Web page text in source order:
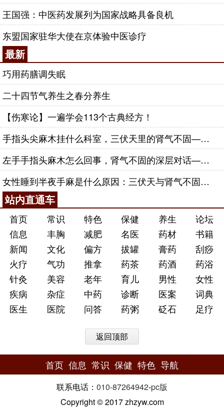
王国强：中医药发展列为国家战略具备良机
东盟国家驻华大使在京体验中医诊疗
最新
巧用药膳调失眠
二十四节气养生之春分养生
【伤寒论】一遍学会113个古典经方！
手指头尖麻木挂什么科室，三伏天里的肾气不固——肾合jjn
左手手指头麻木怎么回事，肾气不固的深层对话——肾合jjn
女性睡到半夜手麻是什么原因：三伏天与肾气不固的深层对话
站内直通车
首页 常识 特色 保健 养生
论坛
信息
丰胸 减肥 名医 药材
书籍
新闻
文化 偏方 拔罐 膏药
刮痧
火疗
气功 推拿 药茶 药酒
药浴
针灸
美容 老年 育儿 男性
女性
疾病
杂症 中药 诊断 医案
词典
医生
医院 问答 药粥 砭石 足疗
返回顶部
首页 信息 常识 保健 特色 导航
联系电话： 010-87264942-pc版
Copyright © 2017 zhzyw.com